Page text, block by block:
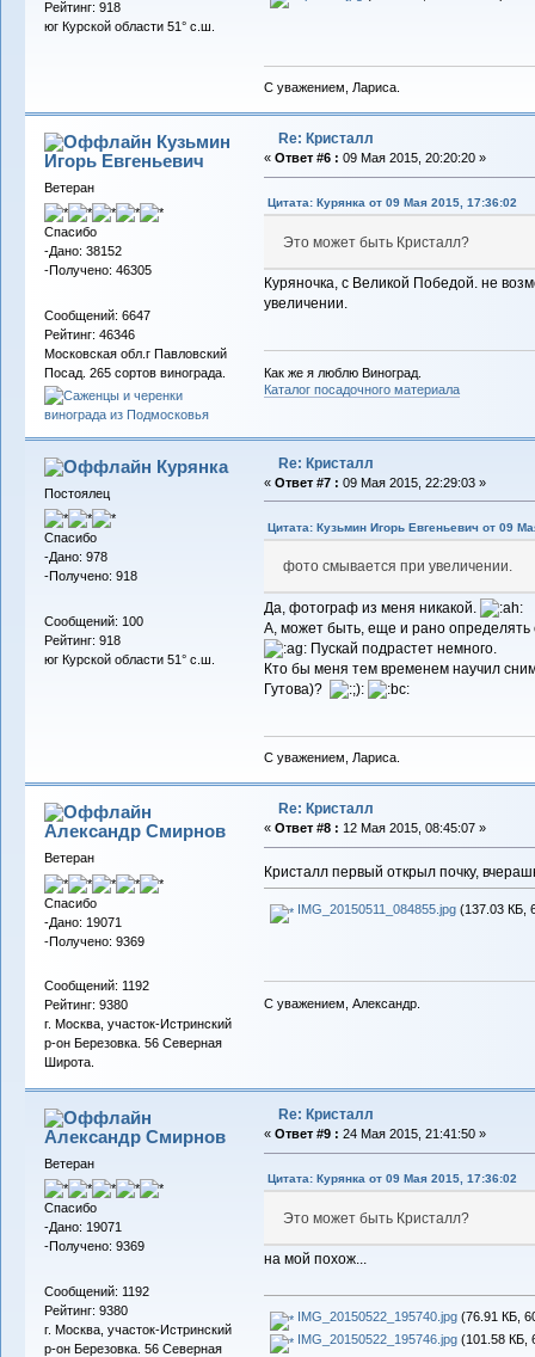
Рейтинг: 918
юг Курской области 51° с.ш.
С уважением, Лариса.
Кузьмин
Игорь Евгеньевич
Ветеран
Спасибо
-Дано: 38152
-Получено: 46305
Сообщений: 6647
Рейтинг: 46346
Московская обл.г Павловский
Посад. 265 сортов винограда.
Re: Кристалл
« Ответ #6 : 09 Мая 2015, 20:20:20 »
Цитата: Курянка от 09 Мая 2015, 17:36:02
Это может быть Кристалл?
Куряночка, с Великой Победой. не
увеличении.
Как же я люблю Виноград.
Каталог посадочного материала
Курянка
Постоялец
Спасибо
-Дано: 978
-Получено: 918
Сообщений: 100
Рейтинг: 918
юг Курской области 51° с.ш.
Re: Кристалл
« Ответ #7 : 09 Мая 2015, 22:29:03 »
Цитата: Кузьмин Игорь Евгеньевич от 09
фото смывается при увеличении.
Да, фотограф из меня никакой.
А, может быть, еще и рано
Пускай подрастет немного.
Кто бы меня тем временем научил
Гутова)?
С уважением, Лариса.
Александр Смирнов
Ветеран
Спасибо
-Дано: 19071
-Получено: 9369
Сообщений: 1192
Рейтинг: 9380
г. Москва, участок-Истринский
р-он Березовка. 56 Северная
Широта.
Re: Кристалл
« Ответ #8 : 12 Мая 2015, 08:45:07 »
Кристалл первый открыл почку,
IMG_20150511_084855.jpg(137.03 КБ,
С уважением, Александр.
Александр Смирнов
Ветеран
Спасибо
-Дано: 19071
-Получено: 9369
Сообщений: 1192
Рейтинг: 9380
г. Москва, участок-Истринский
р-он Березовка. 56 Северная
Re: Кристалл
« Ответ #9 : 24 Мая 2015, 21:41:50 »
Цитата: Курянка от 09 Мая 2015, 17:36:02
Это может быть Кристалл?
на мой похож...
IMG_20150522_195740.jpg(76.91 КБ,
IMG_20150522_195746.jpg(101.58 КБ,